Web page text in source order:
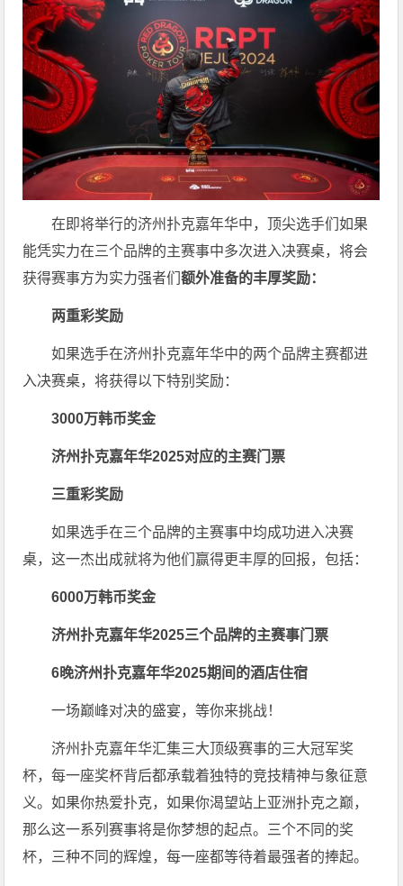
在即将举行的济州扑克嘉年华中，顶尖选手们如果
能凭实力在三个品牌的主赛事中多次进入决赛桌，将会
获得赛事方为实力强者们额外准备的丰厚奖励：
两重彩奖励
如果选手在济州扑克嘉年华中的两个品牌主赛都进
入决赛桌，将获得以下特别奖励：
3000万韩币奖金
济州扑克嘉年华2025对应的主赛门票
三重彩奖励
如果选手在三个品牌的主赛事中均成功进入决赛
桌，这一杰出成就将为他们赢得更丰厚的回报，包括：
6000万韩币奖金
济州扑克嘉年华2025三个品牌的主赛事门票
6晚济州扑克嘉年华2025期间的酒店住宿
一场巅峰对决的盛宴，等你来挑战！
济州扑克嘉年华汇集三大顶级赛事的三大冠军奖
杯，每一座奖杯背后都承载着独特的竞技精神与象征意
义。如果你热爱扑克，如果你渴望站上亚洲扑克之巅，
那么这一系列赛事将是你梦想的起点。三个不同的奖
杯，三种不同的辉煌，每一座都等待着最强者的捧起。